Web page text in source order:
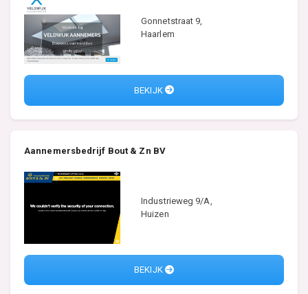
Gonnetstraat 9,
Haarlem
BEKIJK
Aannemersbedrijf Bout & Zn BV
Industrieweg 9/A,
Huizen
BEKIJK